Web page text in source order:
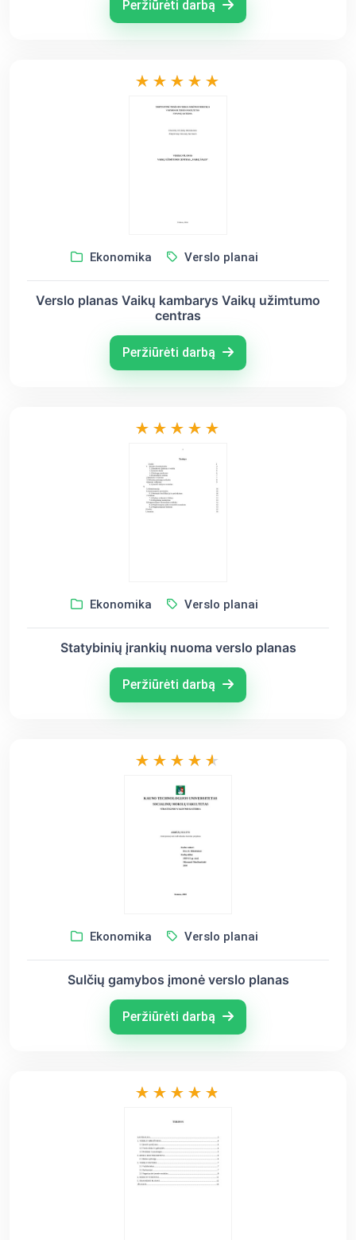
Peržiūrėti darbą
Ekonomika Verslo planai
Verslo planas Vaikų kambarys Vaikų užimtumo
centras
Peržiūrėti darbą
Ekonomika Verslo planai
Statybinių įrankių nuoma verslo planas
Peržiūrėti darbą
Ekonomika Verslo planai
Sulčių gamybos įmonė verslo planas
Peržiūrėti darbą